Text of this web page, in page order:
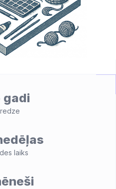
gadi
laiks